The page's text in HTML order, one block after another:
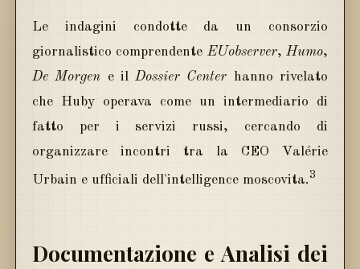
Le indagini condotte da un consorzio
giornalistico comprendente EUobserver,Humo,
De Morgen e ilDossier Center hanno rivelato
che Huby operava come un intermediario di
fatto per i servizi russi, cercando di
organizzare incontri tra la CEO Valérie
Urbain e ufficiali dell'intelligence moscovita.3
Documentazione e Analisi dei